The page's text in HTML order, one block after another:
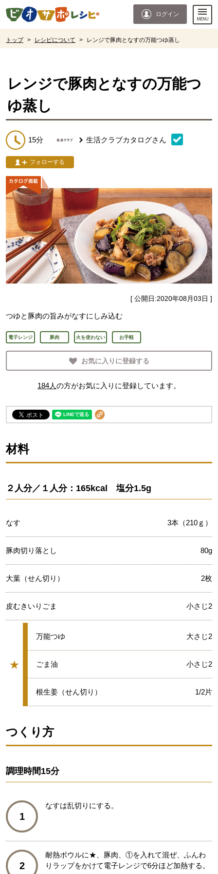
ページの先頭です。
ログイン
トップ > レシピについて > レンジで豚肉となすの万能つゆ蒸し
レンジで豚肉となすの万能つ
ゆ蒸し
15分 生活クラブカタログさん
フォローする
[ 公開日:2020年08月03日 ]
つゆと豚肉の旨みがなすにしみ込む
電子レンジ 豚肉 火を使わない お手軽
お気に入りに登録する
184人の方がお気に入りに登録しています。
材料
２人分／１人分：165kcal 塩分1.5g
なす 3本（210ｇ）
豚肉切り落とし 80g
大葉（せん切り） 2枚
皮むきいりごま 小さじ2
★
グループ
★
万能つゆ 大さじ2
★
ごま油 小さじ2
★
根生姜（せん切り） 1/2片
つくり方
調理時間15分
1
なすは乱切りにする。
2
耐熱ボウルに★、豚肉、①を入れて混ぜ、ふんわ
りラップをかけて電子レンジで6分ほど加熱する。